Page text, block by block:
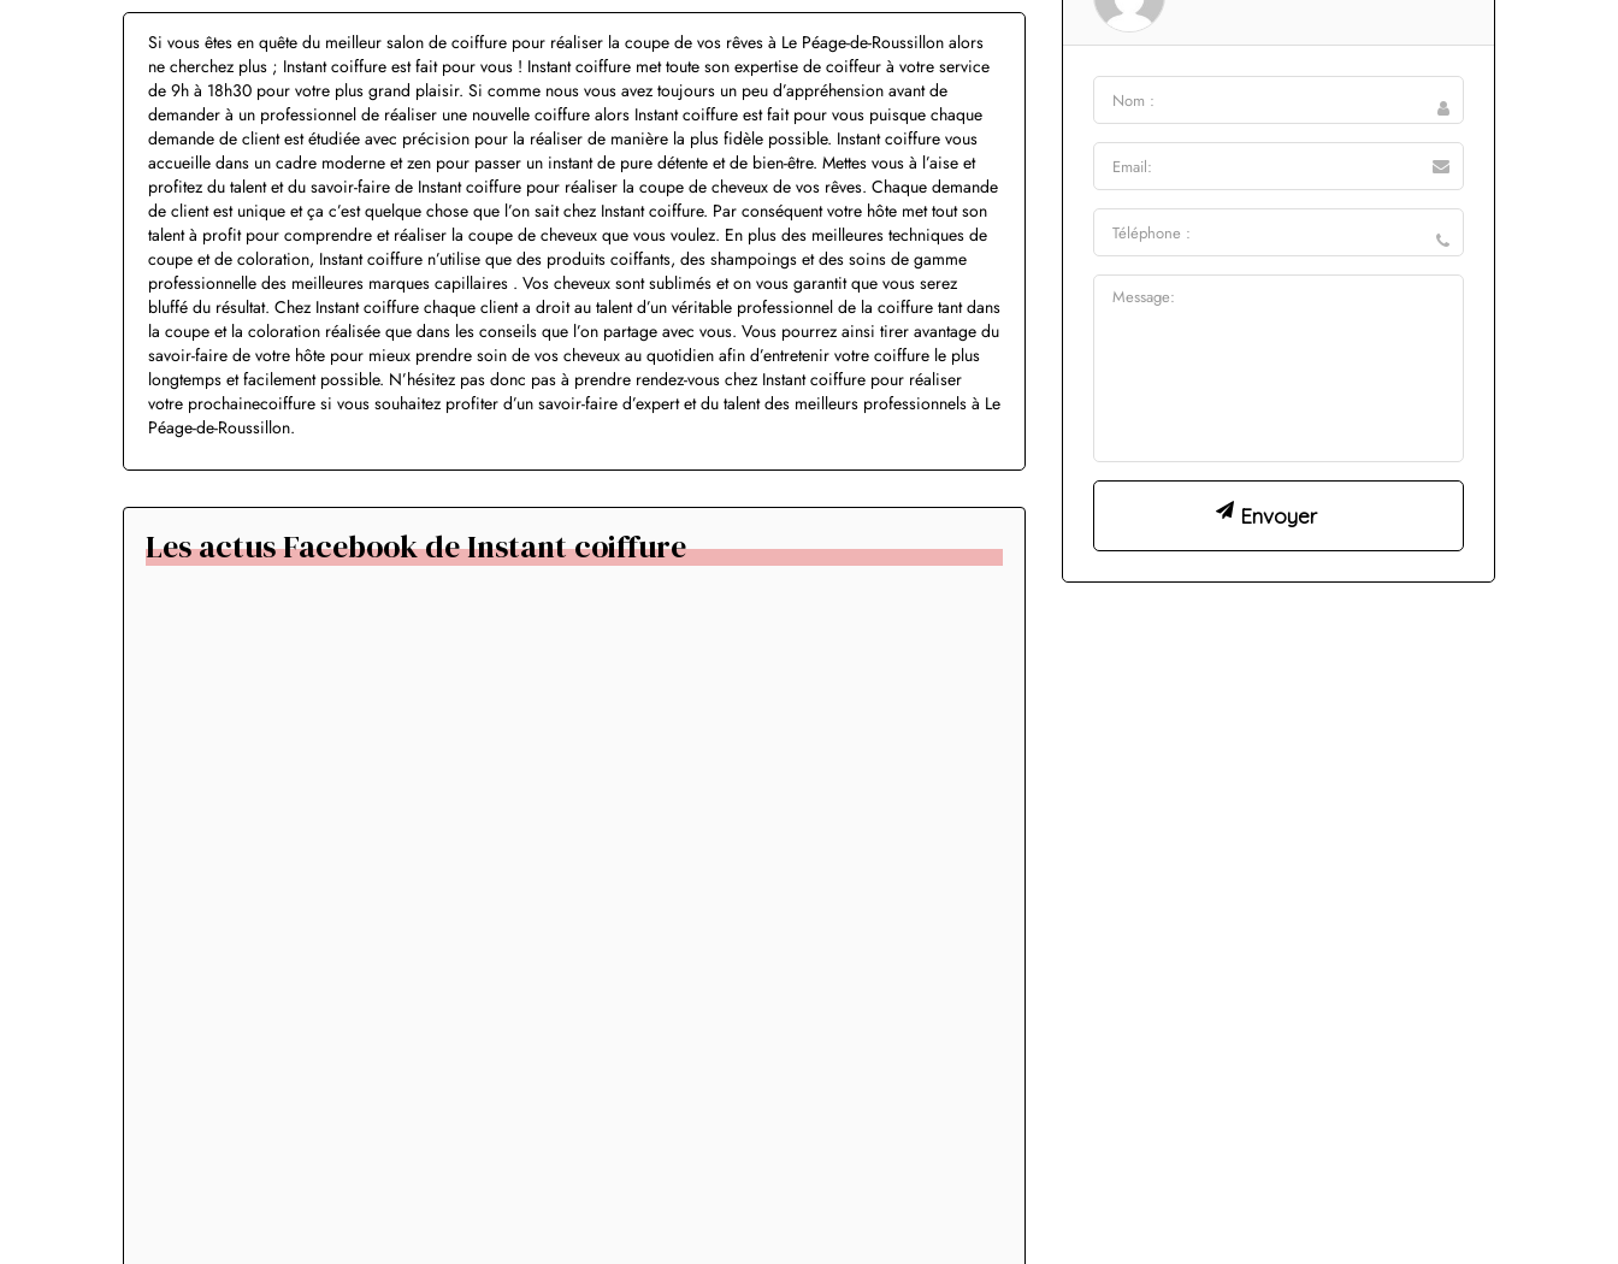
Si vous êtes en quête du meilleur salon de coiffure pour réaliser la coupe de vos rêves à Le Péage-de-Roussillon alors
ne cherchez plus ; Instant coiffure est fait pour vous ! Instant coiffure met toute son expertise de coiffeur à votre service
de 9h à 18h30 pour votre plus grand plaisir. Si comme nous vous avez toujours un peu d’appréhension avant de
demander à un professionnel de réaliser une nouvelle coiffure alors Instant coiffure est fait pour vous puisque chaque
demande de client est étudiée avec précision pour la réaliser de manière la plus fidèle possible. Instant coiffure vous
accueille dans un cadre moderne et zen pour passer un instant de pure détente et de bien-être. Mettes vous à l’aise et
profitez du talent et du savoir-faire de Instant coiffure pour réaliser la coupe de cheveux de vos rêves. Chaque demande
de client est unique et ça c’est quelque chose que l’on sait chez Instant coiffure. Par conséquent votre hôte met tout son
talent à profit pour comprendre et réaliser la coupe de cheveux que vous voulez. En plus des meilleures techniques de
coupe et de coloration, Instant coiffure n’utilise que des produits coiffants, des shampoings et des soins de gamme
professionnelle des meilleures marques capillaires . Vos cheveux sont sublimés et on vous garantit que vous serez
bluffé du résultat. Chez Instant coiffure chaque client a droit au talent d’un véritable professionnel de la coiffure tant dans
la coupe et la coloration réalisée que dans les conseils que l’on partage avec vous. Vous pourrez ainsi tirer avantage du
savoir-faire de votre hôte pour mieux prendre soin de vos cheveux au quotidien afin d’entretenir votre coiffure le plus
longtemps et facilement possible. N’hésitez pas donc pas à prendre rendez-vous chez Instant coiffure pour réaliser
votre prochainecoiffure si vous souhaitez profiter d’un savoir-faire d’expert et du talent des meilleurs professionnels à Le
Péage-de-Roussillon.
Les actus Facebook de Instant coiffure